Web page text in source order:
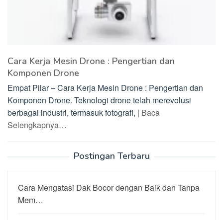
Cara Kerja Mesin Drone : Pengertian dan
Komponen Drone
Empat Pilar – Cara Kerja Mesin Drone : Pengertian dan
Komponen Drone. Teknologi drone telah merevolusi
berbagai industri, termasuk fotografi, | Baca
Selengkapnya…
Postingan Terbaru
Cara Mengatasi Dak Bocor dengan Baik dan Tanpa
Mem…